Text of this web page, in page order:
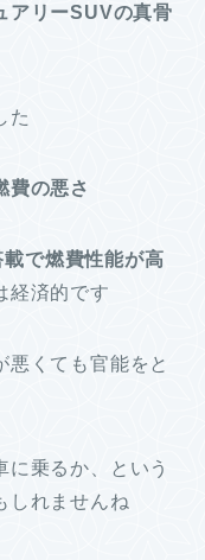
アリーSUVの真骨
た
費の悪さ
で燃費性能が高
経済的です
悪くても官能をと
に乗るか、という
しれませんね